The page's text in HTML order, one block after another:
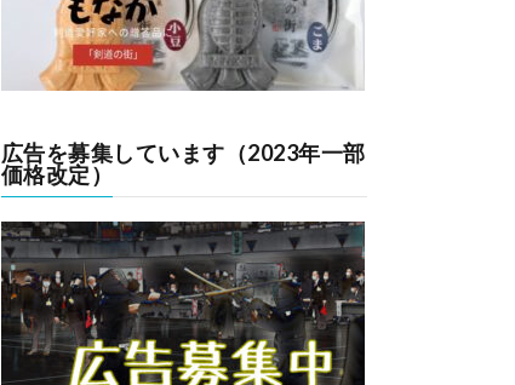
広告を募集しています（2023年一部
価格改定）